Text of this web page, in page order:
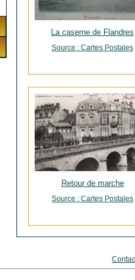
La caserne de Flandres
Source : Cartes Postales
Retour de marche
Source : Cartes Postales